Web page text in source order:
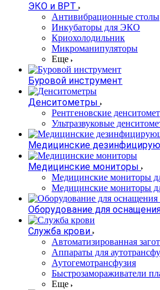
ЭКО и ВРТ
Антивибрационные столы
Инкубаторы для ЭКО
Криохолодильник
Микроманипуляторы
Еще
Буровой инструмент
Денситометры
Рентгеновские
Ультразвуковые
Медицинские
Медицинские мониторы
Медицинские мониторы
Медицинские мониторы
Оборудование для
Служба крови
Автоматизированная
Аппараты для
Аутогемотрансфузия
Быстрозамораживатели
Еще